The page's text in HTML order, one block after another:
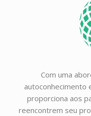
Com uma
autoconhecimento
proporciona aos
reencontrem seu